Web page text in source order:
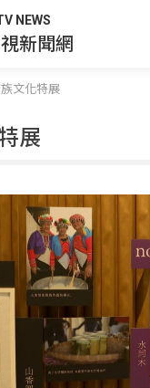
NEWS
新聞網
文化特展
展